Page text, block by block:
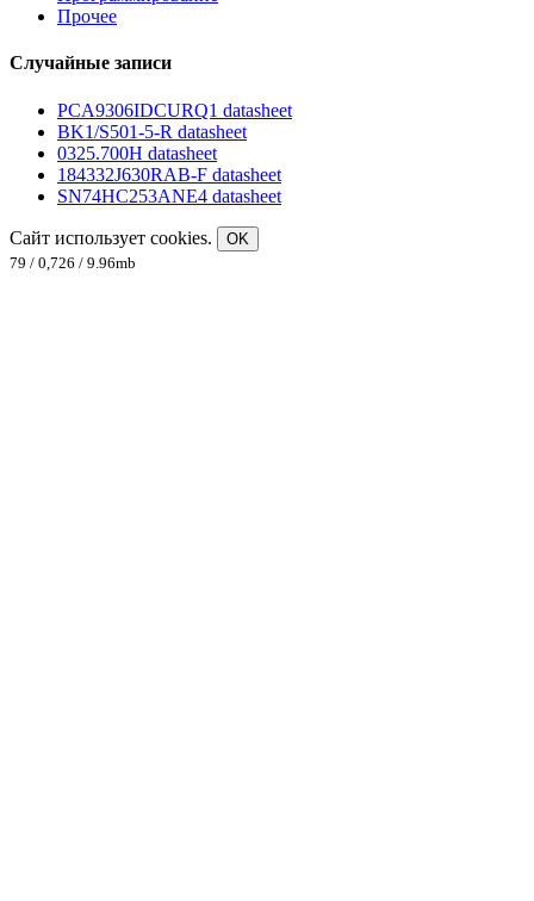
Прочее
Случайные записи
PCA9306IDCURQ1 datasheet
BK1/S501-5-R datasheet
0325.700H datasheet
184332J630RAB-F datasheet
SN74HC253ANE4 datasheet
Сайт использует cookies.
OK
79 / 0,726 / 9.96mb